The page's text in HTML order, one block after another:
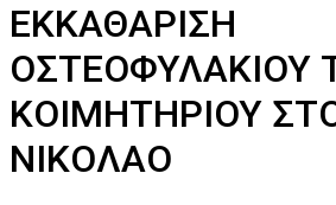
ΕΚΚΑΘΑΡΙΣΗ
ΟΣΤΕΟΦΥΛΑΚΙΟΥ
ΚΟΙΜΗΤΗΡΙΟΥ
ΝΙΚΟΛΑΟ